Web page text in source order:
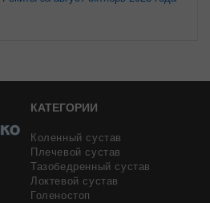
КАТЕГОРИИ
Коленный сустав
Плечевой сустав
Тазобедренный сустав
Локтевой сустав
Голеностоп